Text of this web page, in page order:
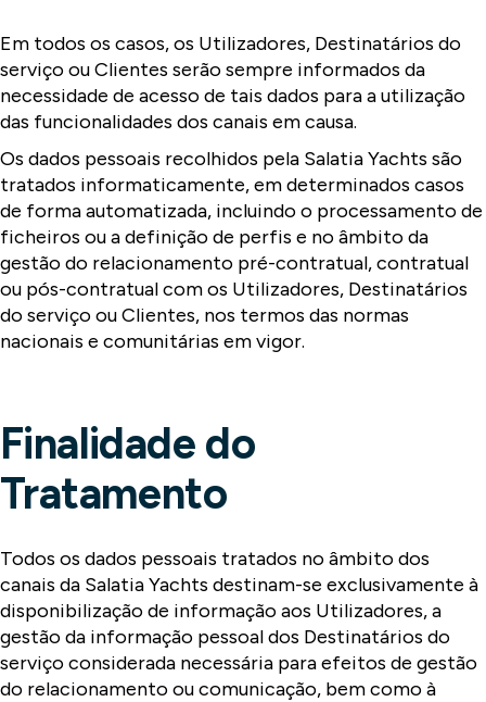
Em todos os casos, os Utilizadores, Destinatários do
serviço ou Clientes serão sempre informados da
necessidade de acesso de tais dados para a utilização
das funcionalidades dos canais em causa.
Os dados pessoais recolhidos pela Salatia Yachts são
tratados informaticamente, em determinados casos
de forma automatizada, incluindo o processamento de
ficheiros ou a definição de perfis e no âmbito da
gestão do relacionamento pré-contratual, contratual
ou pós-contratual com os Utilizadores, Destinatários
do serviço ou Clientes, nos termos das normas
nacionais e comunitárias em vigor.
Finalidade do
Tratamento
Todos os dados pessoais tratados no âmbito dos
canais da Salatia Yachts destinam-se exclusivamente à
disponibilização de informação aos Utilizadores, a
gestão da informação pessoal dos Destinatários do
serviço considerada necessária para efeitos de gestão
do relacionamento ou comunicação, bem como à